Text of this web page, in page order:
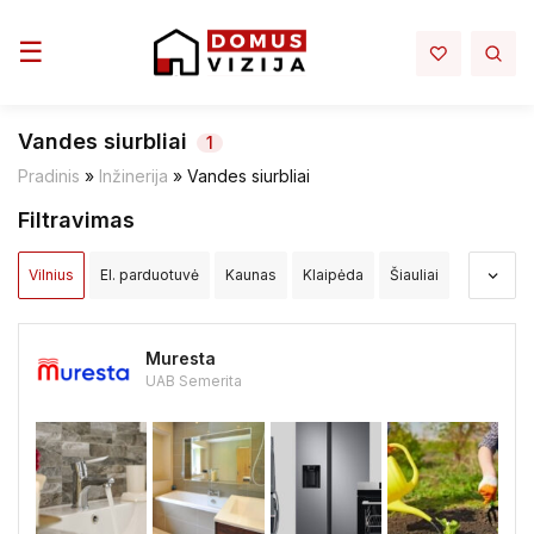
Toggle navigation
☰
Filtravimas
Vilnius El. parduotuvė Kaunas Klaipėda Šiauliai
Panevėžys Alytus Akmenės raj. Alytaus raj.
Anykščių raj. Birštono sav.
Druskininkų sav. Elektrėnų sav. Ignalinos raj.
Jonavos raj. Joniškio raj. Jurbarko raj.
Vandes siurbliai
1
Pradinis » Inžinerija » Vandes siurbliai
Muresta
UAB Semerita